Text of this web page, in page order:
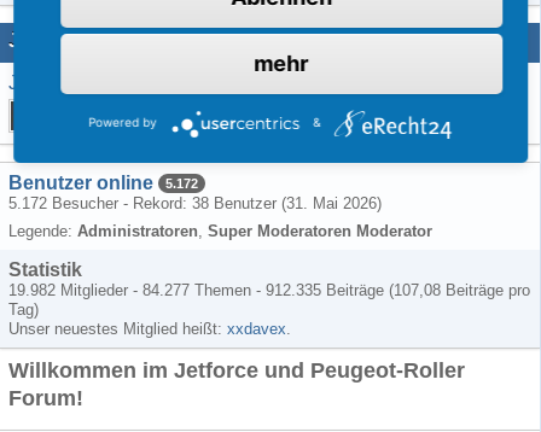
JetForce-Info.de (Archiv)
JetForce-Info.de (Archiv)
4. Februar 2010
Benutzer online 5.172
5.172 Besucher - Rekord: 38 Benutzer (31. Mai 2026)
Legende: Administratoren Super Moderatoren Moderator
Statistik
19.982 Mitglieder - 84.277 Themen - 912.335 Beiträge (107,08 Beiträge pro
Tag)
Unser neuestes Mitglied heißt: xxdavex.
Willkommen im Jetforce und Peugeot-Roller
Forum!
mehr
Powered by &